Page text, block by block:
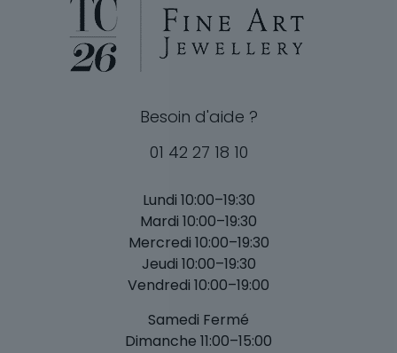
Besoin d'aide ?
01 42 27 18 10
Lundi 10:00–19:30
Mardi 10:00–19:30
Mercredi 10:00–19:30
Jeudi 10:00–19:30
Vendredi 10:00–19:00
Samedi Fermé
Dimanche 11:00–15:00